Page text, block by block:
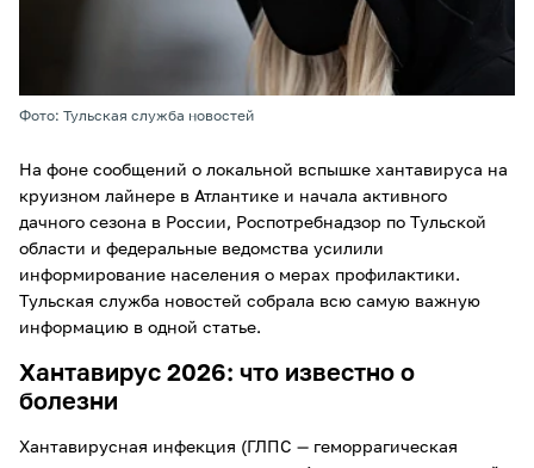
Фото: Тульская служба новостей
На фоне сообщений о локальной вспышке хантавируса на
круизном лайнере в Атлантике и начала активного
дачного сезона в России, Роспотребнадзор по Тульской
области и федеральные ведомства усилили
информирование населения о мерах профилактики.
Тульская служба новостей собрала всю самую важную
информацию в одной статье.
Хантавирус 2026: что известно о
болезни
Хантавирусная инфекция (ГЛПС — геморрагическая